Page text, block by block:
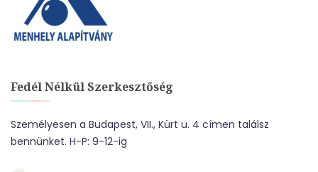
Fedél Nélkül Szerkesztőség
Személyesen a Budapest, VII., Kürt u. 4 címen találsz
bennünket. H-P: 9-12-ig